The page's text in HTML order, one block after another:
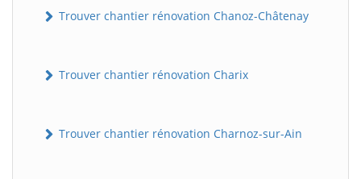
Trouver chantier rénovation Chanoz-Châtenay
Trouver chantier rénovation Charix
Trouver chantier rénovation Charnoz-sur-Ain